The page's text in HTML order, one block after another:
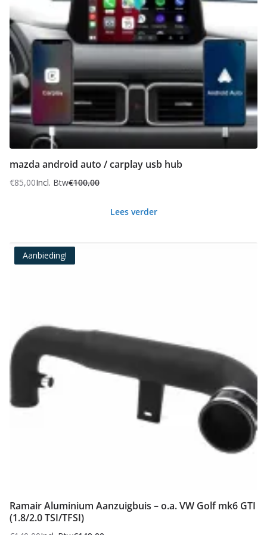
mazda android auto / carplay usb hub
€100,00
Oorspronkelijke
€85,00
Huidige
Incl. Btw
Lees verder
Aanbieding!
Ramair Aluminium Aanzuigbuis – o.a. VW Golf mk6 GTI
(1.8/2.0 TSI/TFSI)